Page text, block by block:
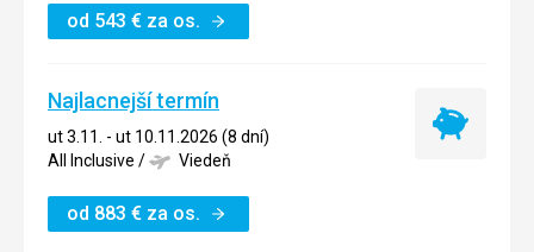
od 543 € za os.
Najlacnejší termín
ut 3.11. - ut 10.11.2026 (8 dní)
All Inclusive / Viedeň
od 883 € za os.
Najlacnejší